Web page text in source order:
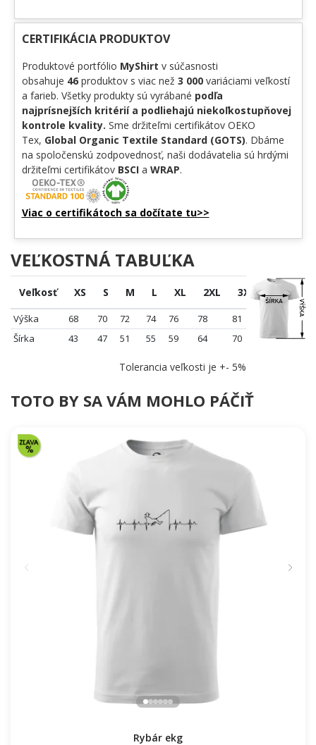
CERTIFIKÁCIA PRODUKTOV
Produktové portfólio MyShirt v súčasnosti
obsahuje 46 produktov s viac než 3 000variáciami veľkostí
a farieb. Všetky produkty sú vyrábané podľa
najprísnejších kritérií a podliehajú niekoľkostupňovej
kontrole kvality. Sme držiteľmi certifikátov OEKO
Tex, Global Organic Textile Standard (GOTS). Dbáme
na spoločenskú zodpovednosť, naši dodávatelia sú hrdými
držiteľmi certifikátov BSCI a WRAP.
Viac o certifikátoch sa dočítate tu>>
VEĽKOSTNÁ TABUĽKA
Veľkosť XS S M L XL 2XL 3XL 4XL
Výška 68 70 72 74 76 78 81
Šírka
43 47 51 55 59 64 70 76
Tolerancia veľkosti je +- 5%
TOTO BY SA VÁM MOHLO PÁČIŤ
Rybár ekg